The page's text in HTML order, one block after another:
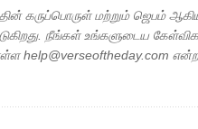
கருப்பொருள் மற்றும் ஜெபம்
நீங்கள் உங்களுடைய
help@verseoftheday.com